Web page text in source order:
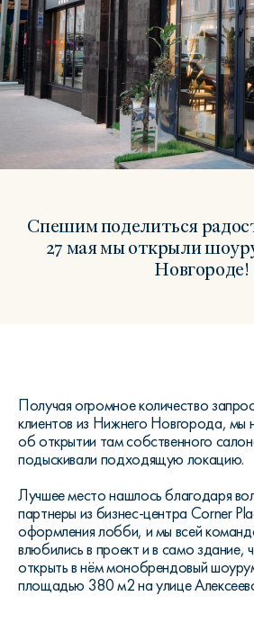
Спешим поделиться
27 мая мы открыли
Новгороде!
Получая огромное количество
клиентов из Нижнего Новгорода, мы
об открытии там собственного
подыскивали подходящую локацию.
Лучшее место нашлось благодаря
партнеры из бизнес-центра Corner
оформления лобби, и мы всей
влюбились в проект и в само здание,
открыть в нём монобрендовый
площадью 380 м2 на улице